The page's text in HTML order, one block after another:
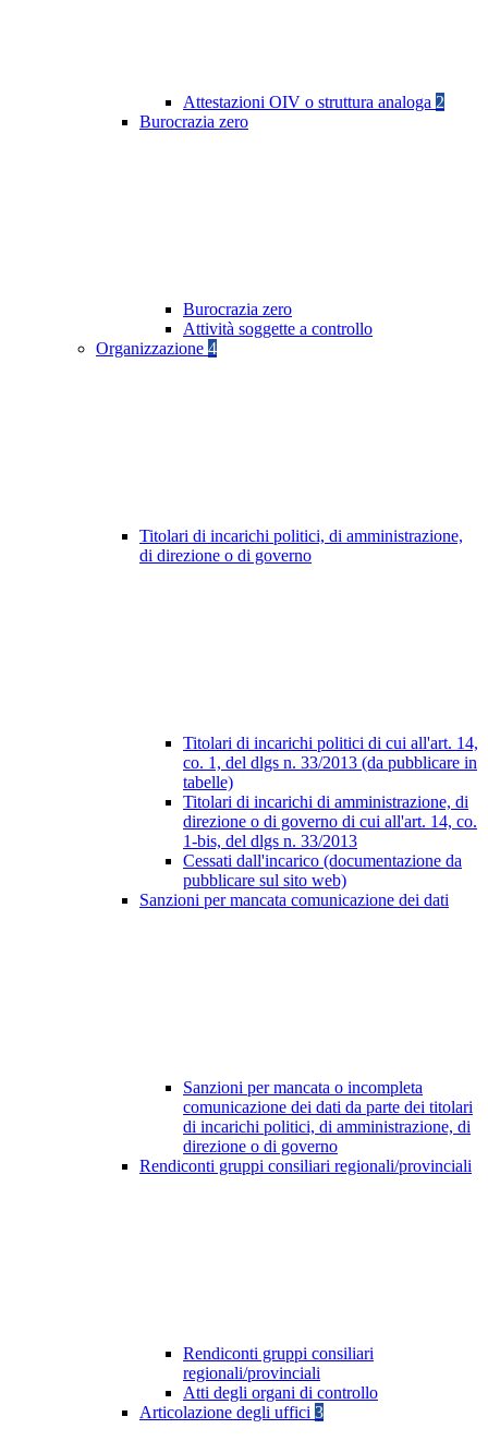
Attestazioni OIV o struttura analoga 2
Burocrazia zero
Burocrazia zero
Attività soggette a controllo
Organizzazione 4
Titolari di incarichi politici, di amministrazione,
di direzione o di governo
Titolari di incarichi politici di cui all'art. 14,
co. 1, del dlgs n. 33/2013 (da pubblicare in
tabelle)
Titolari di incarichi di amministrazione, di
direzione o di governo di cui all'art. 14, co.
1-bis, del dlgs n. 33/2013
Cessati dall'incarico (documentazione da
pubblicare sul sito web)
Sanzioni per mancata comunicazione dei dati
Sanzioni per mancata o incompleta
comunicazione dei dati da parte dei titolari
di incarichi politici, di amministrazione, di
direzione o di governo
Rendiconti gruppi consiliari regionali/provinciali
Rendiconti gruppi consiliari
regionali/provinciali
Atti degli organi di controllo
Articolazione degli uffici 3